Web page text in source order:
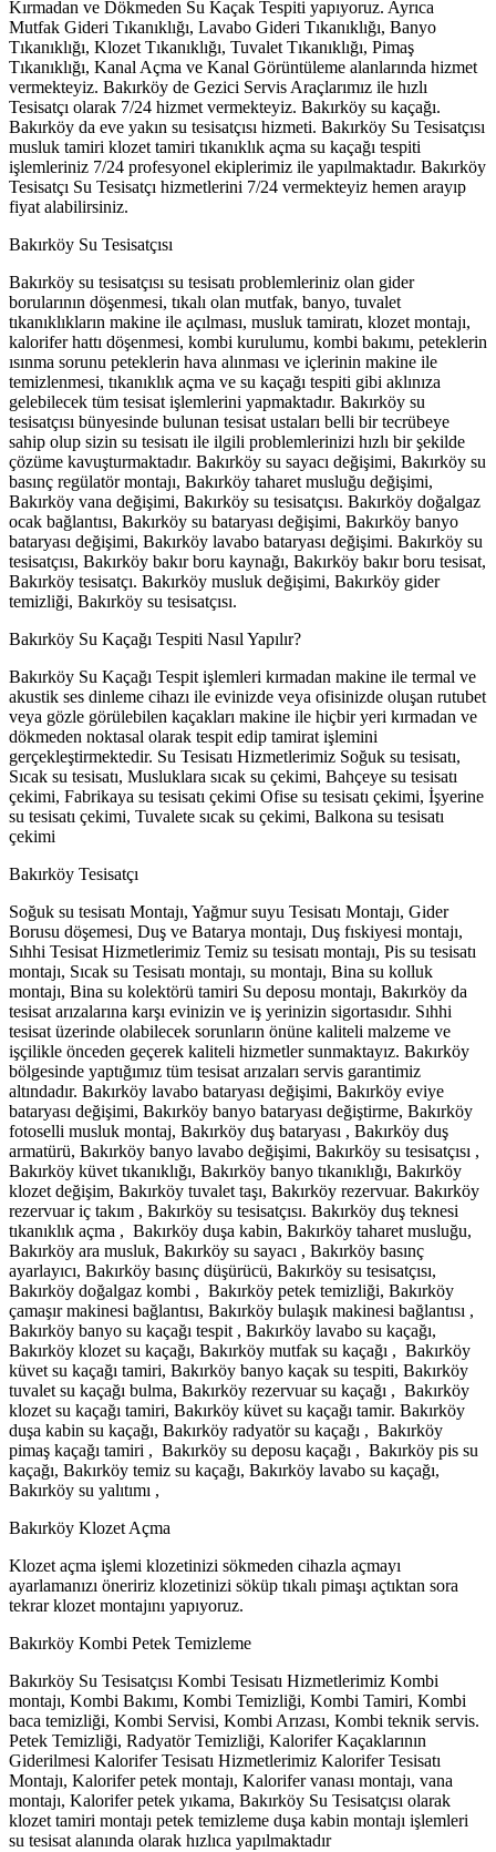
Kırmadan ve Dökmeden Su Kaçak Tespiti yapıyoruz. Ayrıca
Mutfak Gideri Tıkanıklığı, Lavabo Gideri Tıkanıklığı, Banyo
Tıkanıklığı, Klozet Tıkanıklığı, Tuvalet Tıkanıklığı, Pimaş
Tıkanıklığı, Kanal Açma ve Kanal Görüntüleme alanlarında hizmet
vermekteyiz. Bakırköy de Gezici Servis Araçlarımız ile hızlı
Tesisatçı olarak 7/24 hizmet vermekteyiz. Bakırköy su kaçağı.
Bakırköy da eve yakın su tesisatçısı hizmeti. Bakırköy Su Tesisatçısı
musluk tamiri klozet tamiri tıkanıklık açma su kaçağı tespiti
işlemleriniz 7/24 profesyonel ekiplerimiz ile yapılmaktadır. Bakırköy
Tesisatçı Su Tesisatçı hizmetlerini 7/24 vermekteyiz hemen arayıp
fiyat alabilirsiniz.
Bakırköy Su Tesisatçısı
Bakırköy su tesisatçısı su tesisatı problemleriniz olan gider
borularının döşenmesi, tıkalı olan mutfak, banyo, tuvalet
tıkanıklıkların makine ile açılması, musluk tamiratı, klozet montajı,
kalorifer hattı döşenmesi, kombi kurulumu, kombi bakımı, peteklerin
ısınma sorunu peteklerin hava alınması ve içlerinin makine ile
temizlenmesi, tıkanıklık açma ve su kaçağı tespiti gibi aklınıza
gelebilecek tüm tesisat işlemlerini yapmaktadır. Bakırköy su
tesisatçısı bünyesinde bulunan tesisat ustaları belli bir tecrübeye
sahip olup sizin su tesisatı ile ilgili problemlerinizi hızlı bir şekilde
çözüme kavuşturmaktadır. Bakırköy su sayacı değişimi, Bakırköy su
basınç regülatör montajı, Bakırköy taharet musluğu değişimi,
Bakırköy vana değişimi, Bakırköy su tesisatçısı. Bakırköy doğalgaz
ocak bağlantısı, Bakırköy su bataryası değişimi, Bakırköy banyo
bataryası değişimi, Bakırköy lavabo bataryası değişimi. Bakırköy su
tesisatçısı, Bakırköy bakır boru kaynağı, Bakırköy bakır boru tesisat,
Bakırköy tesisatçı. Bakırköy musluk değişimi, Bakırköy gider
temizliği, Bakırköy su tesisatçısı.
Bakırköy Su Kaçağı Tespiti Nasıl Yapılır?
Bakırköy Su Kaçağı Tespit işlemleri kırmadan makine ile termal ve
akustik ses dinleme cihazı ile evinizde veya ofisinizde oluşan rutubet
veya gözle görülebilen kaçakları makine ile hiçbir yeri kırmadan ve
dökmeden noktasal olarak tespit edip tamirat işlemini
gerçekleştirmektedir. Su Tesisatı Hizmetlerimiz Soğuk su tesisatı,
Sıcak su tesisatı, Musluklara sıcak su çekimi, Bahçeye su tesisatı
çekimi, Fabrikaya su tesisatı çekimi Ofise su tesisatı çekimi, İşyerine
su tesisatı çekimi, Tuvalete sıcak su çekimi, Balkona su tesisatı
çekimi
Bakırköy Tesisatçı
Soğuk su tesisatı Montajı, Yağmur suyu Tesisatı Montajı, Gider
Borusu döşemesi, Duş ve Batarya montajı, Duş fıskiyesi montajı,
Sıhhi Tesisat Hizmetlerimiz Temiz su tesisatı montajı, Pis su tesisatı
montajı, Sıcak su Tesisatı montajı, su montajı, Bina su kolluk
montajı, Bina su kolektörü tamiri Su deposu montajı, Bakırköy da
tesisat arızalarına karşı evinizin ve iş yerinizin sigortasıdır. Sıhhi
tesisat üzerinde olabilecek sorunların önüne kaliteli malzeme ve
işçilikle önceden geçerek kaliteli hizmetler sunmaktayız. Bakırköy
bölgesinde yaptığımız tüm tesisat arızaları servis garantimiz
altındadır. Bakırköy lavabo bataryası değişimi, Bakırköy eviye
bataryası değişimi, Bakırköy banyo bataryası değiştirme, Bakırköy
fotoselli musluk montaj, Bakırköy duş bataryası , Bakırköy duş
armatürü, Bakırköy banyo lavabo değişimi, Bakırköy su tesisatçısı ,
Bakırköy küvet tıkanıklığı, Bakırköy banyo tıkanıklığı, Bakırköy
klozet değişim, Bakırköy tuvalet taşı, Bakırköy rezervuar. Bakırköy
rezervuar iç takım , Bakırköy su tesisatçısı. Bakırköy duş teknesi
tıkanıklık açma , Bakırköy duşa kabin, Bakırköy taharet musluğu,
Bakırköy ara musluk, Bakırköy su sayacı , Bakırköy basınç
ayarlayıcı, Bakırköy basınç düşürücü, Bakırköy su tesisatçısı,
Bakırköy doğalgaz kombi , Bakırköy petek temizliği, Bakırköy
çamaşır makinesi bağlantısı, Bakırköy bulaşık makinesi bağlantısı ,
Bakırköy banyo su kaçağı tespit , Bakırköy lavabo su kaçağı,
Bakırköy klozet su kaçağı, Bakırköy mutfak su kaçağı , Bakırköy
küvet su kaçağı tamiri, Bakırköy banyo kaçak su tespiti, Bakırköy
tuvalet su kaçağı bulma, Bakırköy rezervuar su kaçağı , Bakırköy
klozet su kaçağı tamiri, Bakırköy küvet su kaçağı tamir. Bakırköy
duşa kabin su kaçağı, Bakırköy radyatör su kaçağı , Bakırköy
pimaş kaçağı tamiri , Bakırköy su deposu kaçağı , Bakırköy pis su
kaçağı, Bakırköy temiz su kaçağı, Bakırköy lavabo su kaçağı,
Bakırköy su yalıtımı ,
Bakırköy Klozet Açma
Klozet açma işlemi klozetinizi sökmeden cihazla açmayı
ayarlamanızı öneririz klozetinizi söküp tıkalı pimaşı açtıktan sora
tekrar klozet montajını yapıyoruz.
Bakırköy Kombi Petek Temizleme
Bakırköy Su Tesisatçısı Kombi Tesisatı Hizmetlerimiz Kombi
montajı, Kombi Bakımı, Kombi Temizliği, Kombi Tamiri, Kombi
baca temizliği, Kombi Servisi, Kombi Arızası, Kombi teknik servis.
Petek Temizliği, Radyatör Temizliği, Kalorifer Kaçaklarının
Giderilmesi Kalorifer Tesisatı Hizmetlerimiz Kalorifer Tesisatı
Montajı, Kalorifer petek montajı, Kalorifer vanası montajı, vana
montajı, Kalorifer petek yıkama, Bakırköy Su Tesisatçısı olarak
klozet tamiri montajı petek temizleme duşa kabin montajı işlemleri
su tesisat alanında olarak hızlıca yapılmaktadır